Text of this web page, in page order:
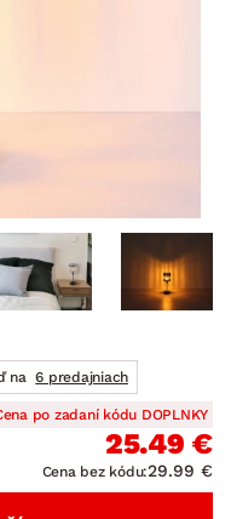
na 6 predajniach
po zadaní kódu DOPLNKY
25.49 €
Cena bez kódu:29.99 €